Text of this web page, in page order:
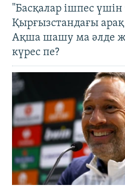
"Басқалар ішпес үшін
Қырғызстандағы
Ақша шашу ма әлде
күрес пе?